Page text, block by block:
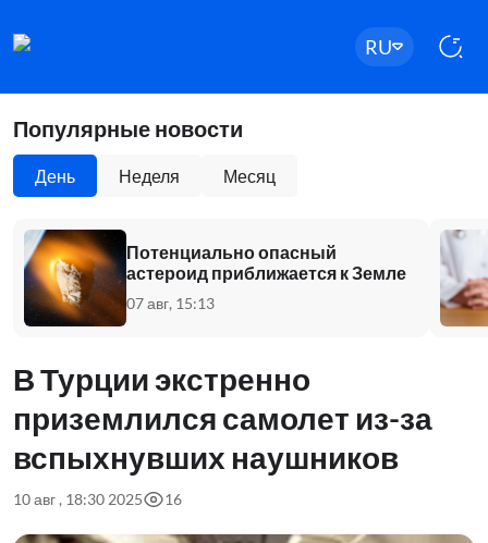
RU
Популярные новости
День Неделя Месяц
Потенциально опасный
астероид приближается к Земле
07 авг, 15:13
В Турции экстренно
приземлился самолет из-за
вспыхнувших наушников
10 авг , 18:30 2025 16